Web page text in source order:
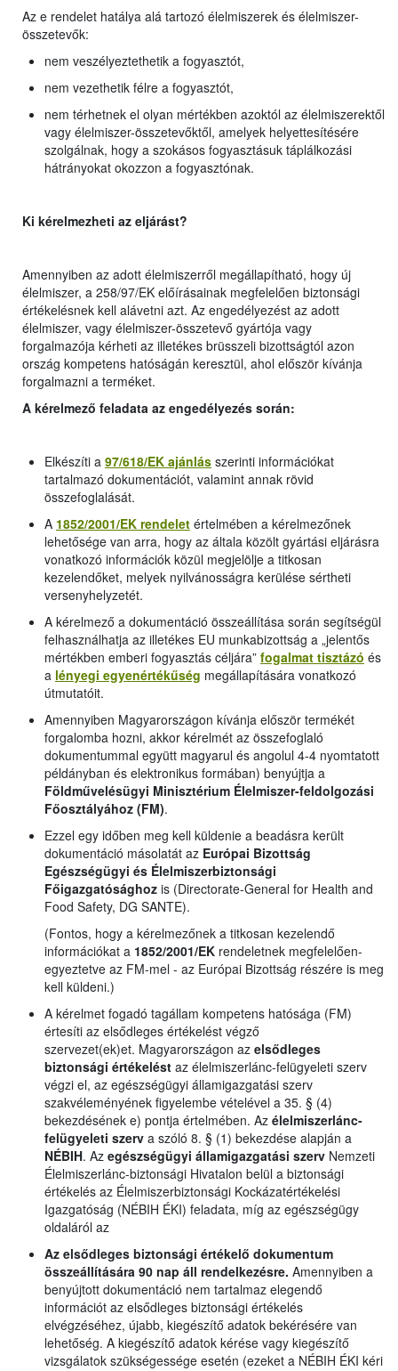
Az e rendelet hatálya alá tartozó élelmiszerek és élelmiszer-
összetevők:
nem veszélyeztethetik a fogyasztót,
nem vezethetik félre a fogyasztót,
nem térhetnek el olyan mértékben azoktól az élelmiszerektől
vagy élelmiszer-összetevőktől, amelyek helyettesítésére
szolgálnak, hogy a szokásos fogyasztásuk táplálkozási
hátrányokat okozzon a fogyasztónak.
Ki kérelmezheti az eljárást?
Amennyiben az adott élelmiszerről megállapítható, hogy új
élelmiszer, a 258/97/EK előírásainak megfelelően biztonsági
értékelésnek kell alávetni azt. Az engedélyezést az adott
élelmiszer, vagy élelmiszer-összetevő gyártója vagy
forgalmazója kérheti az illetékes brüsszeli bizottságtól azon
ország kompetens hatóságán keresztül, ahol először kívánja
forgalmazni a terméket.
A kérelmező feladata az engedélyezés során:
Elkészíti a 97/618/EK ajánlás szerinti információkat
tartalmazó dokumentációt, valamint annak rövid
összefoglalását.
A 1852/2001/EK rendelet értelmében a kérelmezőnek
lehetősége van arra, hogy az általa közölt gyártási eljárásra
vonatkozó információk közül megjelölje a titkosan
kezelendőket, melyek nyilvánosságra kerülése sértheti
versenyhelyzetét.
A kérelmező a dokumentáció összeállítása során segítségül
felhasználhatja az illetékes EU munkabizottság a „jelentős
mértékben emberi fogyasztás céljára” fogalmat tisztázó és
a lényegi egyenértékűség megállapítására vonatkozó
útmutatóit.
Amennyiben Magyarországon kívánja először termékét
forgalomba hozni, akkor kérelmét az összefoglaló
dokumentummal együtt magyarul és angolul 4-4 nyomtatott
példányban és elektronikus formában) benyújtja a
Földművelésügyi Minisztérium Élelmiszer-feldolgozási
Főosztályához (FM).
Ezzel egy időben meg kell küldenie a beadásra került
dokumentáció másolatát az Európai Bizottság
Egészségügyi és Élelmiszerbiztonsági
Főigazgatósághoz is (Directorate-General for Health and
Food Safety, DG SANTE).
(Fontos, hogy a kérelmezőnek a titkosan kezelendő
információkat a 1852/2001/EK rendeletnek megfelelően-
egyeztetve az FM-mel - az Európai Bizottság részére is meg
kell küldeni.)
A kérelmet fogadó tagállam kompetens hatósága (FM)
értesíti az elsődleges értékelést végző
szervezet(ek)et. Magyarországon az elsődleges
biztonsági értékelést az élelmiszerlánc-felügyeleti szerv
végzi el, az egészségügyi államigazgatási szerv
szakvéleményének figyelembe vételével a 35. § (4)
bekezdésének e) pontja értelmében. Az élelmiszerlánc-
felügyeleti szerv a szóló 8. § (1) bekezdése alapján a
NÉBIH. Az egészségügyi államigazgatási szerv Nemzeti
Élelmiszerlánc-biztonsági Hivatalon belül a biztonsági
értékelés az Élelmiszerbiztonsági Kockázatértékelési
Igazgatóság (NÉBIH ÉKI) feladata, míg az egészségügy
oldaláról az
Az elsődleges biztonsági értékelő dokumentum
összeállítására 90 nap áll rendelkezésre. Amennyiben a
benyújtott dokumentáció nem tartalmaz elegendő
információt az elsődleges biztonsági értékelés
elvégzéséhez, újabb, kiegészítő adatok bekérésére van
lehetőség. A kiegészítő adatok kérése vagy kiegészítő
vizsgálatok szükségessége esetén (ezeket a NÉBIH ÉKI kéri